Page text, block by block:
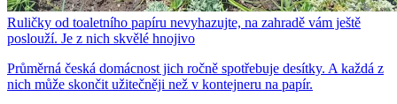
Ruličky od toaletního papíru nevyhazujte, na zahradě vám ještě
poslouží. Je z nich skvělé hnojivo
Průměrná česká domácnost jich ročně spotřebuje desítky. A každá z
nich může skončit užitečněji než v kontejneru na papír.